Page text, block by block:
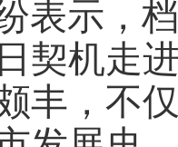
表示，
契机走
丰，不